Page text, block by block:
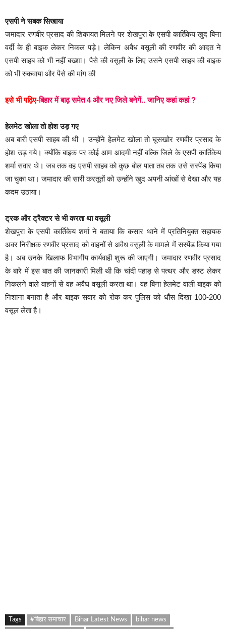
एसपी ने सबक सिखाया
जमादार रणवीर प्रसाद की शिकायत मिलने पर शेखपुरा के एसपी कार्तिकेय खुद बिना
वर्दी के ही बाइक लेकर निकल पड़े। लेकिन अवैध वसूली की रणवीर की आदत ने
एसपी साहब को भी नहीं बख्शा। पैसे की वसूली के लिए उसने एसपी साहब की बाइक
को भी रुकवाया और पैसे की मांग की
इसे भी पढ़िए-बिहार में बाढ़ समेत 4 और नए जिले बनेगें.. जानिए कहां कहां ?
हेलमेट खोला तो होश उड़ गए
अब बारी एसपी साहब की थी । उन्होंने हेलमेट खोला तो घूसखोर रणवीर प्रसाद के
होश उड़ गये। क्योंकि बाइक पर कोई आम आदमी नहीं बल्कि जिले के एसपी कार्तिकेय
शर्मा सवार थे। जब तक वह एसपी साहब को कुछ बोल पाता तब तक उसे सस्पेंड किया
जा चुका था। जमादार की सारी करतूतों को उन्होंने खुद अपनी आंखों से देखा और यह
कदम उठाया।
ट्रक और ट्रैक्टर से भी करता था वसूली
शेखपुरा के एसपी कार्तिकेय शर्मा ने बताया कि कसार थाने में प्रतिनियुक्त सहायक
अवर निरीक्षक रणवीर प्रसाद को वाहनों से अवैध वसूली के मामले में सस्पेंड किया गया
है। अब उनके खिलाफ विभागीय कार्यवाही शुरू की जाएगी। जमादार रणवीर प्रसाद
के बारे में इस बात की जानकारी मिली थी कि चांदी पहाड़ से पत्थर और डस्ट लेकर
निकलने वाले वाहनों से वह अवैध वसूली करता था। वह बिना हेलमेट वाली बाइक को
निशाना बनाता है और बाइक सवार को रोक कर पुलिस को धौंस दिखा 100-200
वसूल लेता है।
Tags #बिहार समाचार Bihar Latest News bihar news